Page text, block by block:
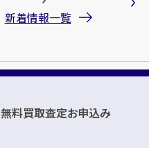
新着情報一覧
無料買取査定お申込み